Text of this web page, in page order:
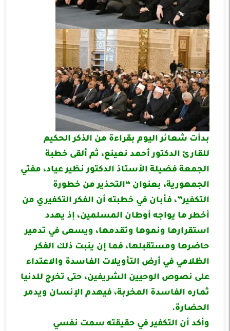
بدأت شعائر اليوم بقراءة من الذكر الحكيم
للقارئ الدكتور أحمد نعينع، ثم ألقى خطبة
الجمعة فضيلة الأستاذ الدكتور نظير عياد، مفتي
الجمهورية، بعنوان “التحذير من خطورة
التكفير”، فأبان في خطبته أن الفكر التكفيري من
أخطر ما يواجه أوطان المسلمين، إذ يهدد
استقرارها ونموها وتقدمها، ويسعى في تدمير
حاضرها ومستقبلها، فما إن ينبت ذلك الفكر
الظلامي في أرض التأويلات الفاسدة والاعتداء
على نصوص الوحيين الشريفين، حتى تخرج للدنيا
ثماره الفاسدة المخربة، فيهدم الإنسان ويدمر
الحضارة.
وأكد أن التكفير في حقيقته سمت نفسي